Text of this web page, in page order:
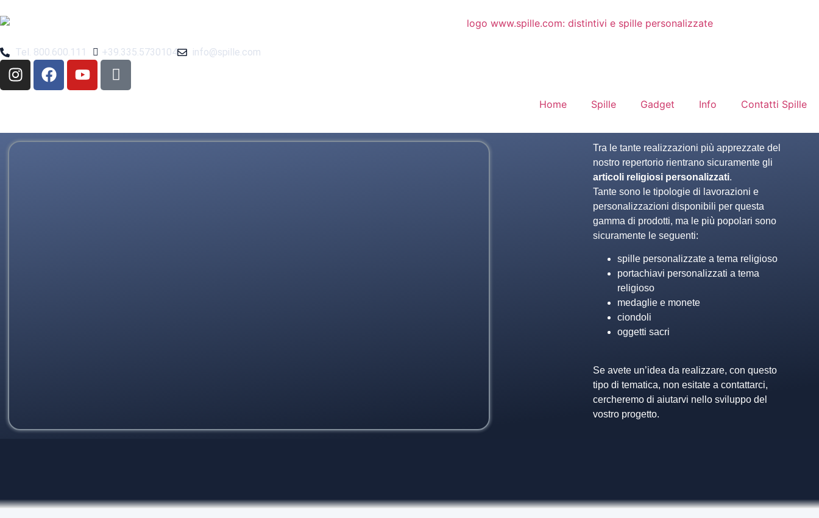
Tel. 800.600.111 +39.335.5730104 info@spille.com
Home Spille Gadget Info Contatti Spille
Tra le tante realizzazioni più apprezzate del
nostro repertorio rientrano sicuramente gli
articoli religiosi personalizzati.
Tante sono le tipologie di lavorazioni e
personalizzazioni disponibili per questa
gamma di prodotti, ma le più popolari sono
sicuramente le seguenti:
spille personalizzate a tema religioso
portachiavi personalizzati a tema
religioso
medaglie e monete
ciondoli
oggetti sacri
Se avete un’idea da realizzare, con questo
tipo di tematica, non esitate a contattarci,
cercheremo di aiutarvi nello sviluppo del
vostro progetto.